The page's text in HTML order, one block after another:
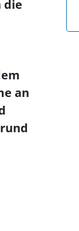
die
an